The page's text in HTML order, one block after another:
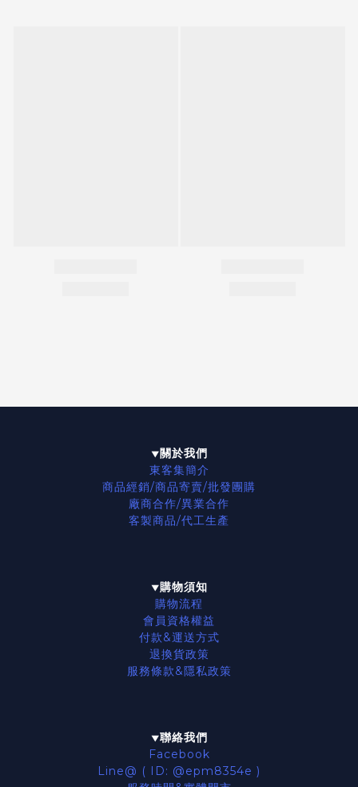
▼關於我們
東客集簡介
商品經銷/商品寄賣/批發團購
廠商合作/異業合作
客製商品/代工生產
▼購物須知
購物流程
會員資格權益
付款&運送方式
退換貨政策
服務條款&隱私政策
▼聯絡我們
Facebook
Line@ ( ID: @epm8354e )